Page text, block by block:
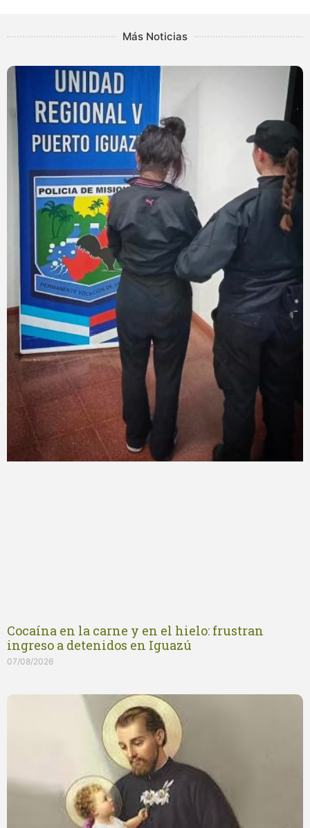
Más Noticias
Cocaína en la carne y en el hielo: frustran
ingreso a detenidos en Iguazú
07/08/2026